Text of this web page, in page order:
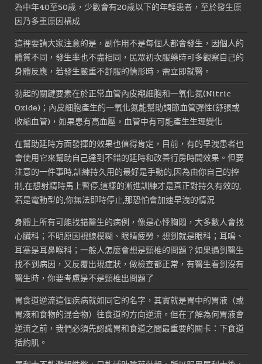
為中年40至50歲，少數會有20歲以下的年輕患者，至於發生原
因乃多重原因構成
這裡要請大家注意的是，副作用不是每個人都會發生，因個人的
體質不同，發生率也不盡相同，民眾初次服藥時可多觀察自己的
身體反應，若發生嚴重不舒服的情形時，需立即就醫。
勃起的關鍵要素在於正常血管內皮襯細胞和一氧化氮(Nitric
Oxide)；內皮細胞產生的一氧化氮能幫助調節血管彈性(舒張或
收縮血管)，如果患有高血壓，血管中有可能產生生理變化
在幫助延時方面發揮的效果也值得肯定，目前，有的早洩患者也
會使用它來幫助自己達到不錯的延時和改善行房時間效果。但要
注意的一件事時,訓練持久用的最好是手動的,因為由你自己的控
制,在想射精時馬上暫停,這樣的漸進訓練才是真正對持久有效的,
若是電動型的,你無法即時停止,那恐怕會加速早洩的情況
身體上所有可能找錯醫生的病例，像是心悸胸悶，大多數人會找
心臟科；不明原因視線模糊、眼睛疲勞，想到就是眼科；耳鳴、
耳塞是耳鼻喉科；一般人怎麼會想是頸椎的問題？如果遇到醫生
找不到病因，又反覆出現症狀，做檢查都正常，有醫生看到沒有
醫生時，你要考慮是不是頸椎出問題了
胃食道逆流這個疾病就如同它的名字，其實就是胃中的胃液（或
胃液和食物的混合物）往食道的方向逆流。但在了解為何胃液會
逆流之前，我們必須先認識胃和食道之間最重要的關卡：下食道
括約肌。